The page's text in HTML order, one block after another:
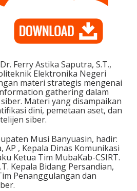
Ferry Astika Saputra, S.T.,
Elektronika Negeri
materi strategis mengenai
gathering dalam
Materi yang disampaikan
dini, pemetaan aset, dan
siber.
Musi Banyuasin, hadir:
AP , Kepala Dinas Komunikasi
Ketua Tim MubaKab-CSIRT.
Kepala Bidang Persandian,
Penanggulangan dan